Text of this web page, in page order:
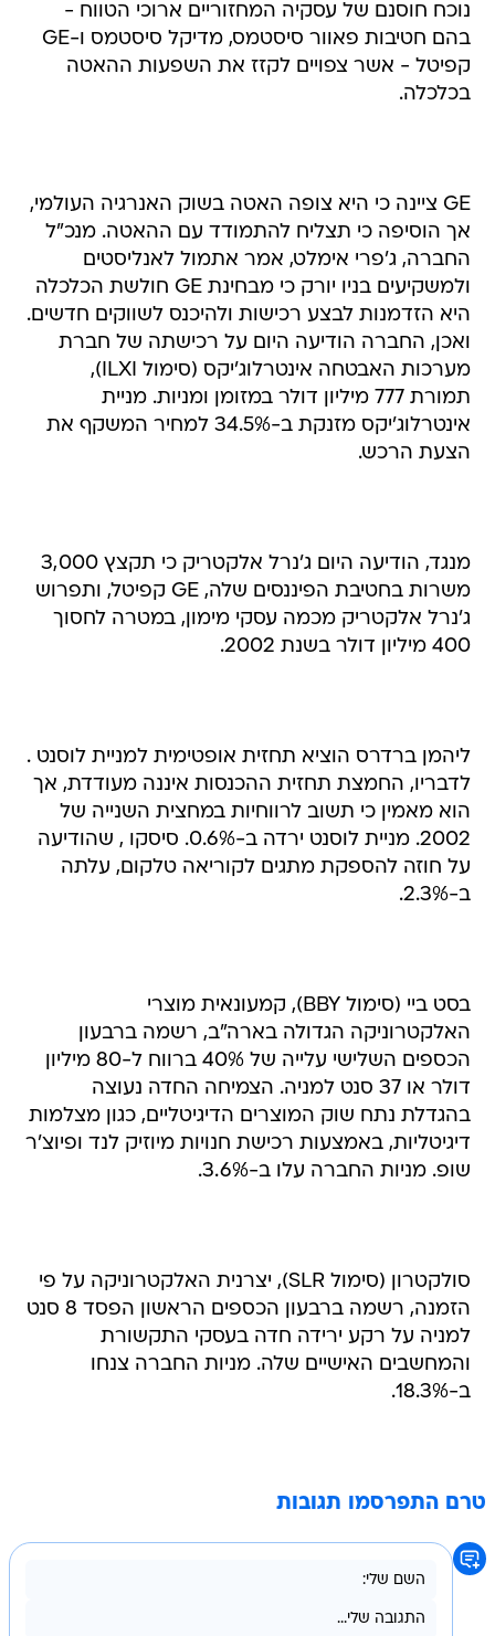
נוכח חוסנם של עסקיה המחזוריים ארוכי הטווח -
בהם חטיבות פאוור סיסטמס, מדיקל סיסטמס ו-GE
קפיטל - אשר צפויים לקזז את השפעות ההאטה
בכלכלה.
GE ציינה כי היא צופה האטה בשוק האנרגיה העולמי,
אך הוסיפה כי תצליח להתמודד עם ההאטה. מנכ"ל
החברה, ג'פרי אימלט, אמר אתמול לאנליסטים
ולמשקיעים בניו יורק כי מבחינת GE חולשת הכלכלה
היא הזדמנות לבצע רכישות ולהיכנס לשווקים חדשים.
ואכן, החברה הודיעה היום על רכישתה של חברת
מערכות האבטחה אינטרלוג'יקס (סימול ILXI),
תמורת 777 מיליון דולר במזומן ומניות. מניית
אינטרלוג'יקס מזנקת ב-34.5% למחיר המשקף את
הצעת הרכש.
מנגד, הודיעה היום ג'נרל אלקטריק כי תקצץ 3,000
משרות בחטיבת הפיננסים שלה, GE קפיטל, ותפרוש
ג'נרל אלקטריק מכמה עסקי מימון, במטרה לחסוך
400 מיליון דולר בשנת 2002.
ליהמן ברדרס הוציא תחזית אופטימית למניית לוסנט .
לדבריו, החמצת תחזית ההכנסות איננה מעודדת, אך
הוא מאמין כי תשוב לרווחיות במחצית השנייה של
2002. מניית לוסנט ירדה ב-0.6%. סיסקו , שהודיעה
על חוזה להספקת מתגים לקוריאה טלקום, עלתה
ב-2.3%.
בסט ביי (סימול BBY), קמעונאית מוצרי
האלקטרוניקה הגדולה בארה"ב, רשמה ברבעון
הכספים השלישי עלייה של 40% ברווח ל-80 מיליון
דולר או 37 סנט למניה. הצמיחה החדה נעוצה
בהגדלת נתח שוק המוצרים הדיגיטליים, כגון מצלמות
דיגיטליות, באמצעות רכישת חנויות מיוזיק לנד ופיוצ'ר
שופ. מניות החברה עלו ב-3.6%.
סולקטרון (סימול SLR), יצרנית האלקטרוניקה על פי
הזמנה, רשמה ברבעון הכספים הראשון הפסד 8 סנט
למניה על רקע ירידה חדה בעסקי התקשורת
והמחשבים האישיים שלה. מניות החברה צנחו
ב-18.3%.
טרם התפרסמו תגובות